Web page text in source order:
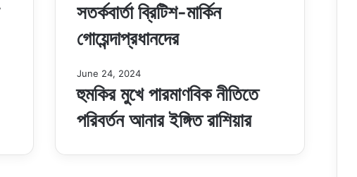
সতর্কবার্তা ব্রিটিশ-মার্কিন
গোয়েন্দাপ্রধানদের
June 24, 2024
হুমকির মুখে পারমাণবিক নীতিতে
পরিবর্তন আনার ইঙ্গিত রাশিয়ার